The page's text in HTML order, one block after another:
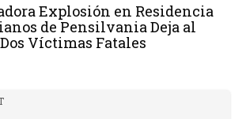
Explosión en Residencia
de Pensilvania Deja al
Víctimas Fatales